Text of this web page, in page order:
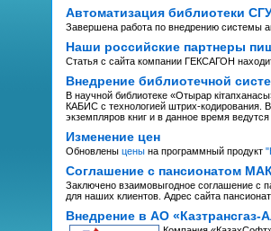
Автоматизация библиотеки
Завершена работа по внедрению системы
Наши российские партнеры
Статья с сайта компании ГЕКСАГОН
Внедрение библиотечной
В научной библиотеке «Отырар
КАБИС с технологией штрих-кодирования.
экземпляров книг и в данное время
Изменение цен
Обновлены цены на программный продукт
Соглашение с пансионатом
Заключено взаимовыгодное соглашение с
для наших клиентов. Адрес сайта
Внедрение в АО «Казтрансгаз-